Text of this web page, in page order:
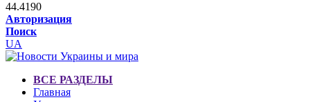
44.4190
Авторизация
Поиск
UA
ВСЕ РАЗДЕЛЫ
Главная